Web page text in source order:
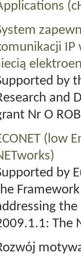
IP
by
and
Nr O
(low
by
the
The